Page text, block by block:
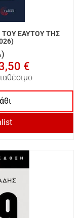
ΕΑΥΤΟΥ ΤΗΣ
€